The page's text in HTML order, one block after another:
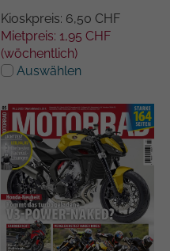
Kioskpreis: 6,50 CHF
Mietpreis: 1,95 CHF
(wöchentlich)
Auswählen